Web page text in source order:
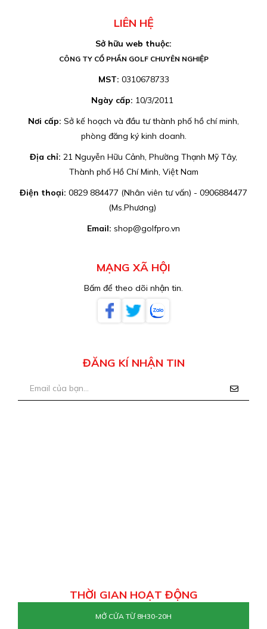
LIÊN HỆ
Sở hữu web thuộc:
CÔNG TY CỔ PHẦN GOLF CHUYÊN NGHIỆP
MST: 0310678733
Ngày cấp: 10/3/2011
Nơi cấp: Sở kế hoạch và đầu tư thành phố hồ chí minh,
phòng đăng ký kinh doanh.
Địa chỉ: 21 Nguyễn Hữu Cảnh, Phường Thạnh Mỹ Tây,
Thành phố Hồ Chí Minh, Việt Nam
Điện thoại: 0829 884477 (Nhân viên tư vấn) - 0906884477
(Ms.Phương)
Email: shop@golfpro.vn
MẠNG XÃ HỘI
Bấm để theo dõi nhận tin.
ĐĂNG KÍ NHẬN TIN
THỜI GIAN HOẠT ĐỘNG
MỞ CỬA TỪ 8H30-20H